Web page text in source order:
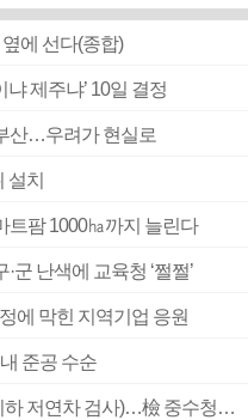
에 선다(종합)
제주냐’ 10일 결정
산…우려가 현실로
설치
트팜 1000㏊까지 늘린다
난색에 교육청 ‘쩔쩔’
에 막힌 지역기업 응원
준공 수순
■ 검사 신분 버리고 직급하향(10년 이하 저연차 검사)…檢 중수청행 기피